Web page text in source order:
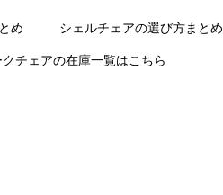
め シェルチェアの選び方まとめ
チェアの在庫一覧はこちら